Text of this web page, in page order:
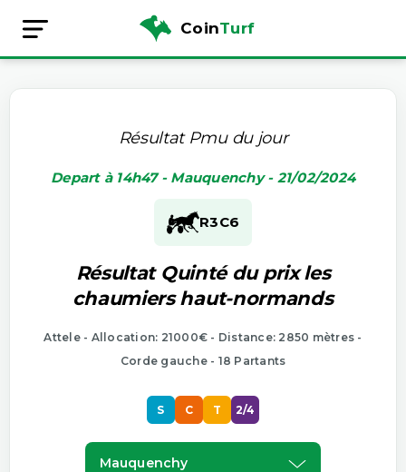
CoinTurf
Résultat Pmu du jour
Depart à 14h47 - Mauquenchy - 21/02/2024
R3C6
Résultat Quinté du prix les
chaumiers haut-normands
Attele - Allocation: 21000€ - Distance: 2850 mètres -
Corde gauche - 18 Partants
S C T 2/4
Mauquenchy